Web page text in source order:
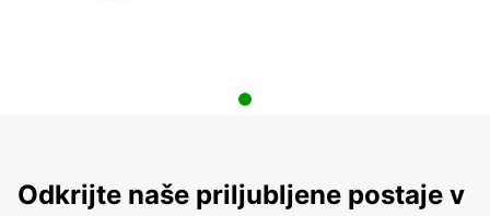
Odkrijte naše priljubljene postaje v